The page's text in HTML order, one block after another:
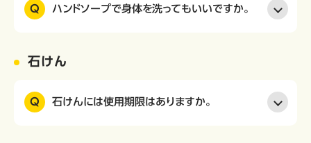
Q ハンドソープで身体を洗ってもいいですか。
石けん
Q 石けんには使用期限はありますか。